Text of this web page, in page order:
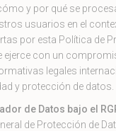
y por qué se
usuarios en el
por esta Política de
ejerce con un
legales
y protección de datos.
de Datos bajo el
de Protección de